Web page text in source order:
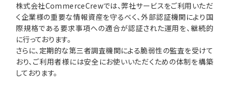
株式会社CommerceCrewでは、弊社サービスをご利用いただ
く企業様の重要な情報資産を守るべく、外部認証機関により国
際規格である要求事項への適合が認証された運用を、継続的
に行っております。
さらに、定期的な第三者調査機関による脆弱性の監査を受けて
おり、ご利用者様には安全にお使いいただくための体制を構築
しております。